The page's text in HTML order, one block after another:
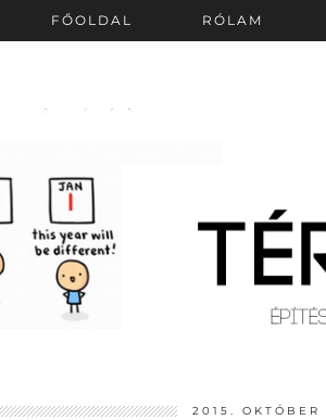
FŐOLDAL RÓLAM
2015.